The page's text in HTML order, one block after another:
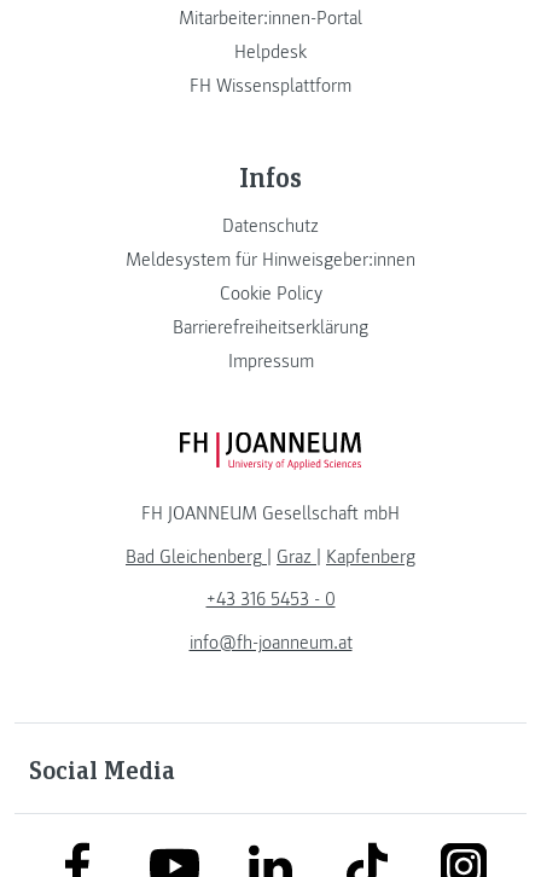
Mitarbeiter:innen-Portal
Helpdesk
FH Wissensplattform
Infos
Datenschutz
Meldesystem für Hinweisgeber:innen
Cookie Policy
Barrierefreiheitserklärung
Impressum
FH JOANNEUM Logo
FH JOANNEUM Gesellschaft mbH
Bad Gleichenberg | Graz | Kapfenberg
+43 316 5453 - 0
info@fh-joanneum.at
Social Media
link to facebooklink to youtubelink to linkedinlink to tiktok link to